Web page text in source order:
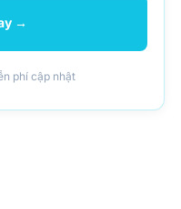
→
phí cập nhật